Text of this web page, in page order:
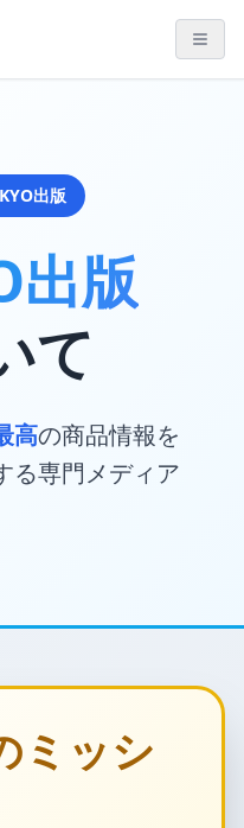
出版
出版
て
高の商品情報を
る専門メディア
ミッシ